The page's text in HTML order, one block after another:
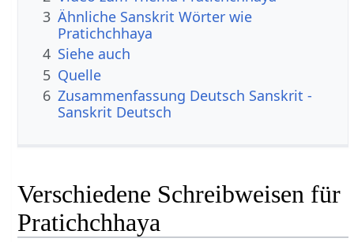
3 Ähnliche Sanskrit Wörter wie
Pratichchhaya
4 Siehe auch
5 Quelle
6 Zusammenfassung Deutsch Sanskrit -
Sanskrit Deutsch
Verschiedene Schreibweisen für
Pratichchhaya